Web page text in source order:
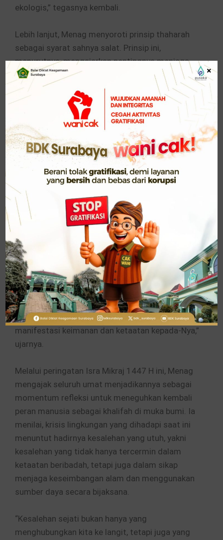
ekologis,” tegasnya kembali.
Lebih lanjut, Menag menyoroti prinsip thaharah
sebagai syarat sahnya salat. Prinsip ini,
menurutnya, mengajarkan pentingnya menjaga
kesucian dan kebersihan, tidak hanya pada diri
sendiri, tetapi juga terhadap lingkungan sekitar.
Sementara itu, gerakan dan tata tertib salat
mengandung pesan kedisiplinan, moderasi, serta
pengendalian diri dalam membangun dan
memanfaatkan sumber daya alam secara adil
dan berkelanjutan.
Menag juga menegaskan bahwa esensi Isra
Mikraj menunjukkan Islam sebagai fondasi etika
ekologis. Konsep tauhid, lanjutnya,
mengimplikasikan kesatuan ciptaan (unity of
creation), bahwa alam semesta merupakan
bagian dari ayat-ayat kauniyah yang
merefleksikan kebesaran Allah SWT.
“Merusak alam berarti mengabaikan tanda-tanda
kekuasaan Allah, sementara menjaga dan
merawat lingkungan merupakan bagian dari
manifestasi keimanan dan ketaatan kepada-Nya,”
ujarnya.
Melalui peringatan Isra Mikraj 1447 H ini, Menag
mengajak seluruh umat menjadikannya sebagai
momentum refleksi untuk meneguhkan kembali
peran manusia sebagai khalifah di muka bumi. Ia
menilai, krisis lingkungan yang dihadapi saat ini
menuntut hadirnya kesalehan yang utuh, yakni
kesalehan yang tidak hanya tercermin dalam
ketaatan beribadah, tetapi juga dalam sikap
menjaga keseimbangan alam dan menggunakan
sumber daya secara bijaksana.
“Kesalehan sejati bukan hanya yang
menghubungkan kita ke langit, tetapi juga yang
×